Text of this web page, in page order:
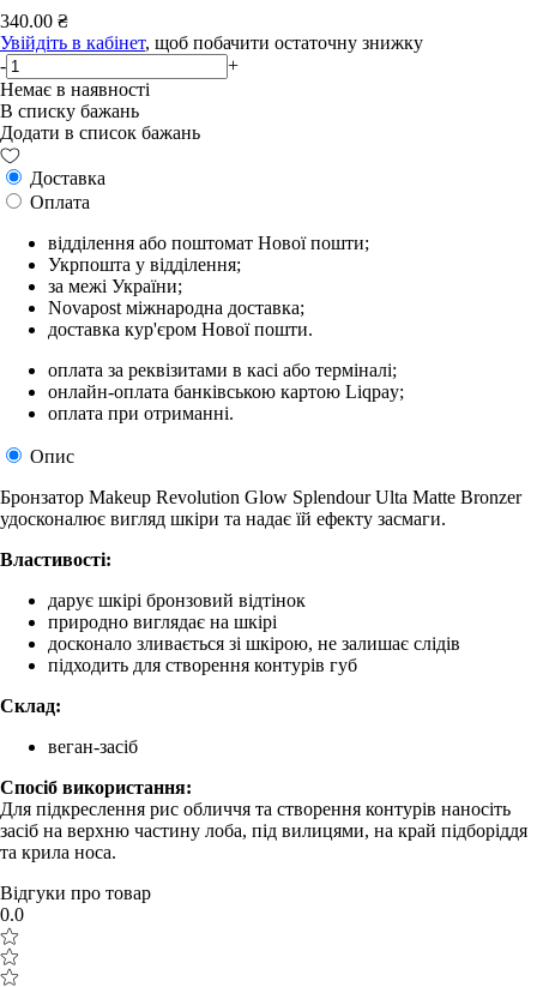
340.00 ₴
Увійдіть в кабінет, щоб побачити остаточну знижку
-
+
Немає в наявності
В списку бажань
Додати в список бажань
Доставка
Оплата
відділення або поштомат Нової пошти;
Укрпошта у відділення;
за межі України;
Novapost міжнародна доставка;
доставка кур'єром Нової пошти.
оплата за реквізитами в касі або терміналі;
онлайн-оплата банківською картою Liqpay;
оплата при отриманні.
Опис
Бронзатор Makeup Revolution Glow Splendour Ulta Matte Bronzer
удосконалює вигляд шкіри та надає їй ефекту засмаги.
Властивості:
дарує шкірі бронзовий відтінок
природно виглядає на шкірі
досконало зливається зі шкірою, не залишає слідів
підходить для створення контурів губ
Склад:
веган-засіб
Спосіб використання:
Для підкреслення рис обличчя та створення контурів наносіть
засіб на верхню частину лоба, під вилицями, на край підборіддя
та крила носа.
Відгуки про товар
0.0